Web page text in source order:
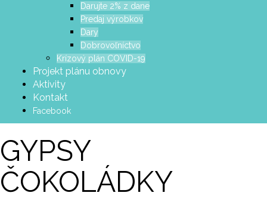
Darujte 2% z dane
Predaj výrobkov
Dary
Dobrovoľníctvo
Krízový plán COVID-19
Projekt plánu obnovy
Aktivity
Kontakt
Facebook
GYPSY
ČOKOLÁDKY